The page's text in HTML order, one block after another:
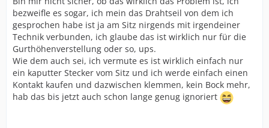
bezweifle es sogar, ich mein das Drahtseil von dem ich
gesprochen habe ist ja am Sitz nirgends mit irgendeiner
Technik verbunden, ich glaube das ist wirklich nur für die
Gurthöhenverstellung oder so, ups.
Wie dem auch sei, ich vermute es ist wirklich einfach nur
ein kaputter Stecker vom Sitz und ich werde einfach einen
Kontakt kaufen und dazwischen klemmen, kein Bock mehr,
hab das bis jetzt auch schon lange genug ignoriert